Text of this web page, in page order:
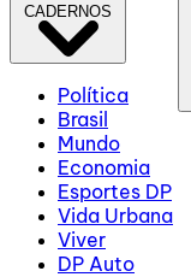
CADERNOS
Política
Brasil
Mundo
Economia
Esportes DP
Vida Urbana
Viver
DP Auto